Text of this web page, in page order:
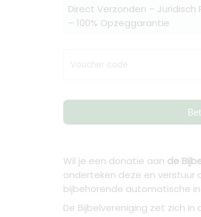
Direct Verzonden – Juridisch
– 100% Opzeggarantie
Voucher code
Wil je een donatie aan de
onderteken deze en verstuur
bijbehorende automatische
De Bijbelvereniging zet zich